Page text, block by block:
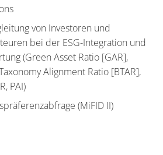
von Investoren und
bei der ESG-Integration und
(Green Asset Ratio [GAR],
Alignment Ratio [BTAR],
PAI)
(MiFID II)